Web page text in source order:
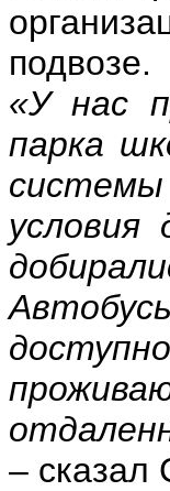
подвозе.
«У нас
парка
– сказал